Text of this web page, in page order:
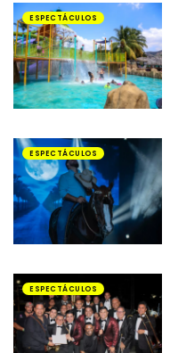
ESPECTÁCULOS
ESPECTÁCULOS
ESPECTÁCULOS